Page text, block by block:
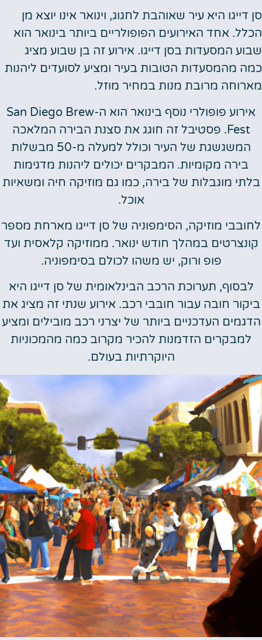
היא עיר שאוהבת לחגוג, וינואר אינו יוצא מן
אחד האירועים הפופולריים ביותר בינואר הוא
המסעדות בסן דייגו. אירוע זה בן שבוע מציג
מהמסעדות הטובות בעיר ומציע לסועדים ליהנות
מרובת מנות במחיר מוזל.
אירוע פופולרי נוסף בינואר הוא ה-San Diego Brew
Fest. פסטיבל זה חוגג את סצנת הבירה המלאכה
המשגשגת של העיר וכולל למעלה מ-50 מבשלות
בירה מקומיות. המבקרים יכולים ליהנות מדגימות
מוגבלות של בירה, כמו גם מוזיקה חיה ומשאיות
אוכל.
מוזיקה, הסימפוניה של סן דייגו מארחת מספר
במהלך חודש ינואר. ממוזיקה קלאסית ועד
פופ ורוק, יש משהו לכולם בסימפוניה.
תערוכת הרכב הבינלאומית של סן דייגו היא
חובה עבור חובבי רכב. אירוע שנתי זה מציג את
העדכניים ביותר של יצרני רכב מובילים ומציע
הזדמנות להכיר מקרוב כמה מהמכוניות
היוקרתיות בעולם.